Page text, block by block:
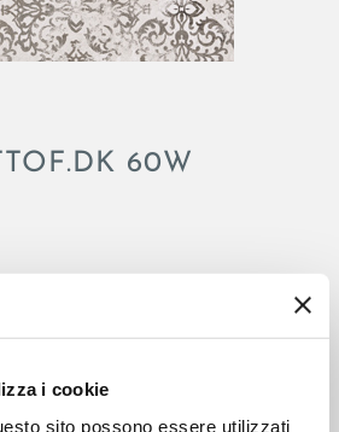
i cookie
sito possono essere utilizzati
60W
naturale
opaco